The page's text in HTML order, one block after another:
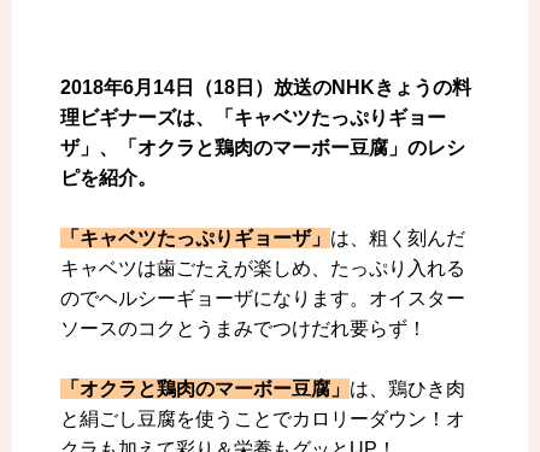
2018年6月14日（18日）放送のNHKきょうの料
理ビギナーズは、「キャベツたっぷりギョー
ザ」、「オクラと鶏肉のマーボー豆腐」のレシ
ピを紹介。
「キャベツたっぷりギョーザ」 は、粗く刻んだ
キャベツは歯ごたえが楽しめ、たっぷり入れる
のでヘルシーギョーザになります。オイスター
ソースのコクとうまみでつけだれ要らず！
「オクラと鶏肉のマーボー豆腐」 は、鶏ひき肉
と絹ごし豆腐を使うことでカロリーダウン！オ